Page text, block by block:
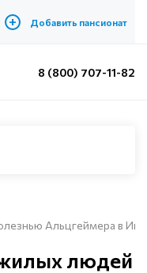
+ Добавить пансионат
8 (800) 707-11-82
Альцгеймера в
людей